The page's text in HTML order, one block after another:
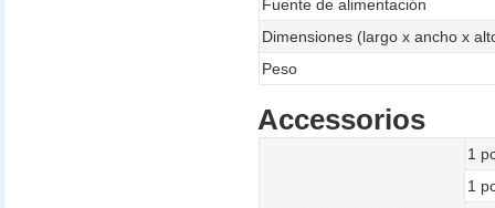
Fuente de alimentación
Dimensiones (largo x ancho x
Peso
Accessorios
1
1